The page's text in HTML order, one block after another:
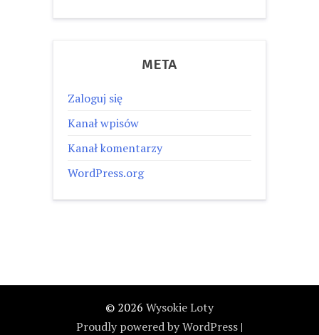
META
Zaloguj się
Kanał wpisów
Kanał komentarzy
WordPress.org
© 2026 Wysokie Loty
Proudly powered by WordPress |